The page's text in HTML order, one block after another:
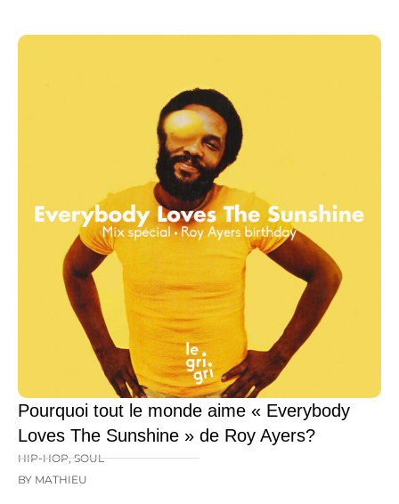
Pourquoi tout le monde aime « Everybody
Loves The Sunshine » de Roy Ayers?
HIP-HOP,SOUL
BY MATHIEU